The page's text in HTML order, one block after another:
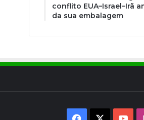
conflito EUA–Israel–Irã
da sua embalagem
Facebook